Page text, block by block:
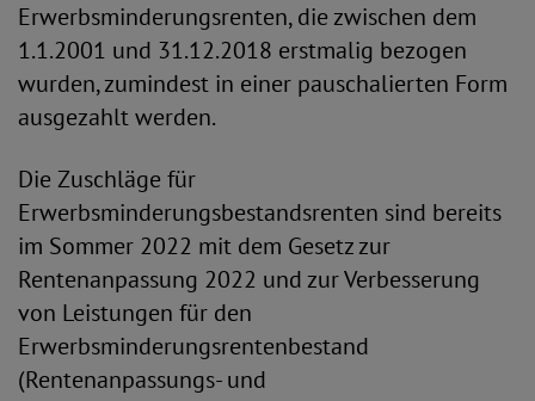
Erwerbsminderungsrenten, die zwischen dem
1.1.2001 und 31.12.2018 erstmalig bezogen
wurden, zumindest in einer pauschalierten Form
ausgezahlt werden.
Die Zuschläge für
Erwerbsminderungsbestandsrenten sind bereits
im Sommer 2022 mit dem Gesetz zur
Rentenanpassung 2022 und zur Verbesserung
von Leistungen für den
Erwerbsminderungsrentenbestand
(Rentenanpassungs- und